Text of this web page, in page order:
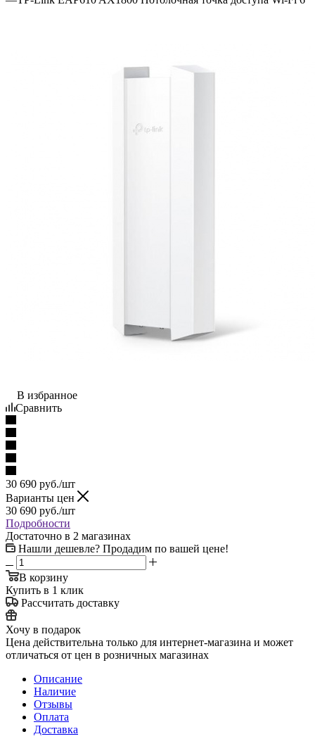
В избранное
Сравнить
30 690 руб./шт
Варианты цен
30 690 руб./шт
Подробности
Достаточно в 2 магазинах
Нашли дешевле? Продадим по вашей цене!
В корзину
Купить в 1 клик
Рассчитать доставку
Хочу в подарок
Цена действительна только для интернет-магазина и может
отличаться от цен в розничных магазинах
Описание
Наличие
Отзывы
Оплата
Доставка